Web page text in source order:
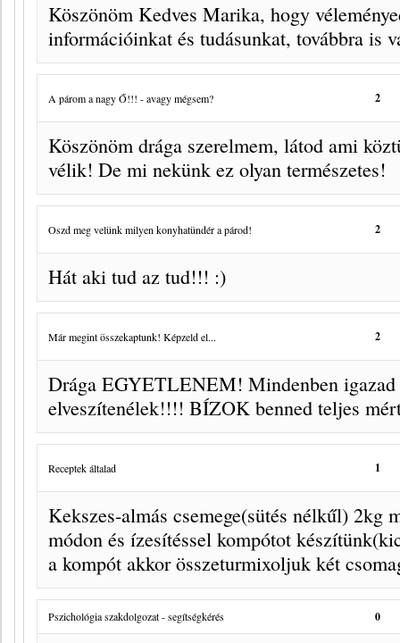
Köszönöm Kedves Marika, hogy
információinkat és tudásunkat, továbbra is
A párom a nagy Ő!!! - avagy mégsem? 2
Köszönöm drága szerelmem, látod ami
vélik! De mi nekünk ez olyan természetes!
Oszd meg velünk milyen konyhatündér a párod! 2
Hát aki tud az tud!!! :)
Már megint összekaptunk! Képzeld el... 2
Drága EGYETLENEM! Mindenben igazad
elveszítenélek!!!! BÍZOK benned teljes
Receptek általad 1
Kekszes-almás csemege(sütés nélkűl) 2kg
módon és ízesítéssel kompótot
a kompót akkor összeturmixoljuk két
Pszichológia szakdolgozat - segítségkérés 0